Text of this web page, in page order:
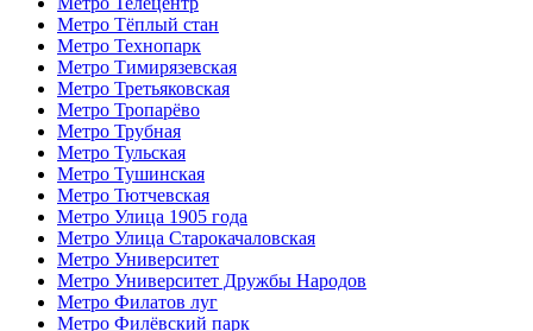
Метро Тёплый стан
Метро Технопарк
Метро Тимирязевская
Метро Третьяковская
Метро Тропарёво
Метро Трубная
Метро Тульская
Метро Тушинская
Метро Тютчевская
Метро Улица 1905 года
Метро Улица Старокачаловская
Метро Университет
Метро Университет Дружбы Народов
Метро Филатов луг
Метро Филёвский парк